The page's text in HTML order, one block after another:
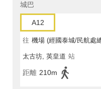
城巴
A12
往 機場 (經國泰城/民航處
太古坊, 英皇道 站
距離 210m